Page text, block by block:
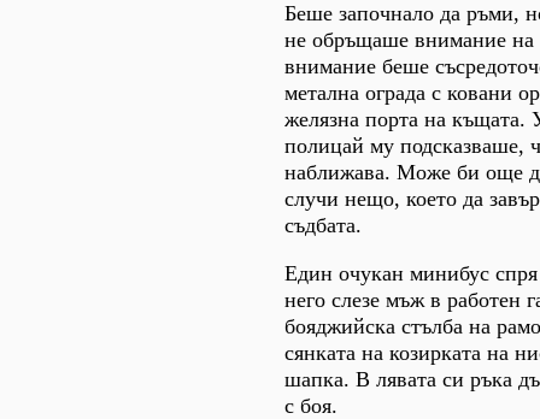
Беше започнало да ръми,
не обръщаше внимание на
внимание беше
метална ограда с ковани
желязна порта на къщата.
полицай му подсказваше,
наближава. Може би още
случи нещо, което да
съдбата.
Един очукан минибус
него слезе мъж в работен
бояджийска стълба на
сянката на козирката на
шапка. В лявата си ръка
с боя.